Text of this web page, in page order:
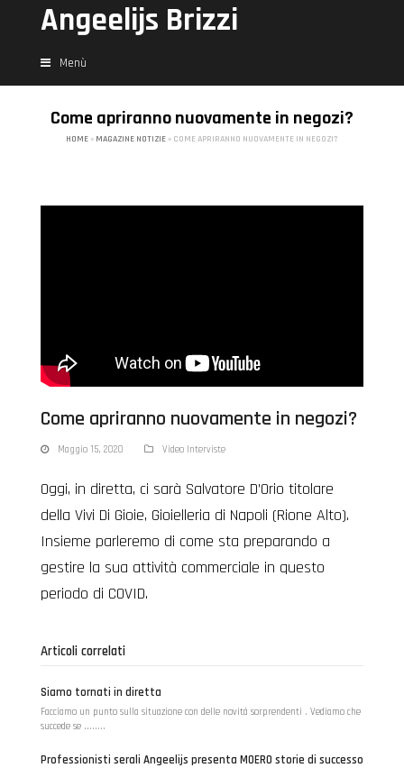
Angeelijs Brizzi
Menù
Come apriranno nuovamente in negozi?
HOME» MAGAZINE NOTIZIE» COME APRIRANNO NUOVAMENTE IN NEGOZI?
Come apriranno nuovamente in negozi?
Maggio 15, 2020 Video Interviste
Oggi, in diretta, ci sarà Salvatore D’Orio titolare
della Vivi Di Gioie, Gioielleria di Napoli (Rione Alto).
Insieme parleremo di come sta preparando a
gestire la sua attività commerciale in questo
periodo di COVID.
Articoli correlati
Siamo tornati in diretta
Facciamo un punto sulla situazione con delle novità sorprendenti . Vediamo che
succede se ........
Professionisti serali Angeelijs presenta MOERO storie di successo